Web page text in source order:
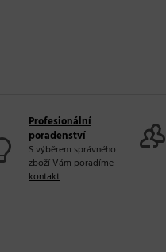
Profesionální
poradenství
S výběrem správného
zboží Vám poradíme -
kontakt.